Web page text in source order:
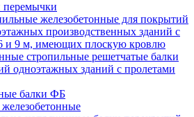
перемычки
железобетонные для покрытий
производственных зданий с
и 9 м, имеющих плоскую кровлю
стропильные решетчатые балки
одноэтажных зданий с пролетами
балки ФБ